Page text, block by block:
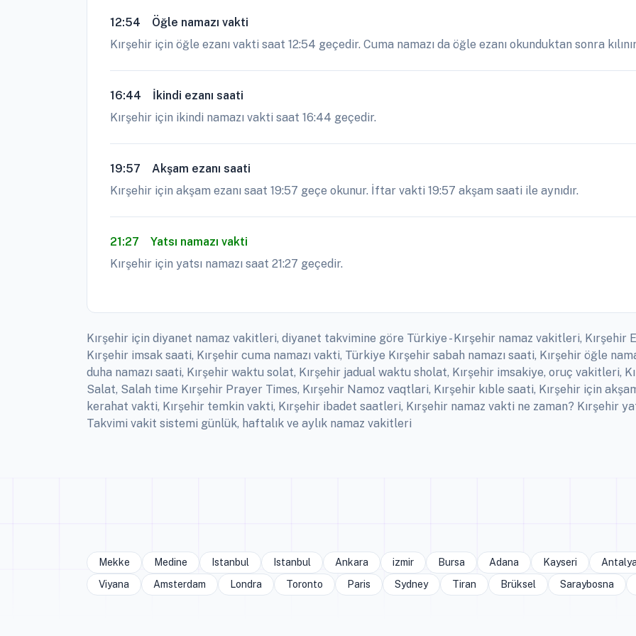
12:54
Öğle namazı vakti
Kırşehir için öğle ezanı vakti saat 12:54 geçedir. Cuma namazı da öğle ezanı okunduktan sonra
16:44
İkindi ezanı saati
Kırşehir için ikindi namazı vakti saat 16:44 geçedir.
19:57
Akşam ezanı saati
Kırşehir için akşam ezanı saat 19:57 geçe okunur. İftar vakti 19:57 akşam saati ile aynıdır.
21:27
Yatsı namazı vakti
Kırşehir için yatsı namazı saat 21:27 geçedir.
Kırşehir için diyanet namaz vakitleri, diyanet takvimine göre Türkiye - Kırşehir namaz vakitleri,
Kırşehir imsak saati, Kırşehir cuma namazı vakti, Türkiye Kırşehir sabah namazı saati, Kırşehir öğle
duha namazı saati, Kırşehir waktu solat, Kırşehir jadual waktu sholat, Kırşehir imsakiye, oruç vakitleri,
Salat, Salah time Kırşehir Prayer Times, Kırşehir Namoz vaqtlari, Kırşehir kıble saati, Kırşehir için
kerahat vakti, Kırşehir temkin vakti, Kırşehir ibadet saatleri, Kırşehir namaz vakti ne zaman? Kırşehir
Takvimi vakit sistemi günlük, haftalık ve aylık namaz vakitleri
Mekke Medine Istanbul Istanbul Ankara izmir Bursa Adana Kayseri
Viyana
Amsterdam Londra Toronto Paris Sydney Tiran Brüksel Saraybosna